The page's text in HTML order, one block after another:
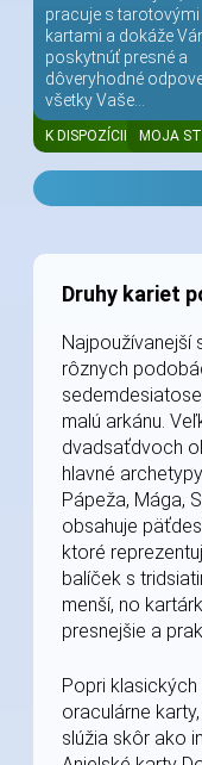
pracuje s tarotovými
kartami a dokáže
poskytnúť presné a
dôveryhodné
všetky Vaše...
K DISPOZÍCII MOJA
Druhy kariet
Najpoužívanejší
rôznych
malú arkánu.
dvadsaťdvoch
hlavné
Pápeža, Mága,
obsahuje
ktoré
balíček s
menší, no
presnejšie a
Popri
oraculárne
slúžia skôr ako